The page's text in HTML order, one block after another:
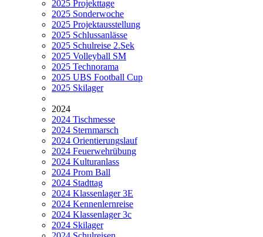
2025 Projekttage
2025 Sonderwoche
2025 Projektausstellung
2025 Schlussanlässe
2025 Schulreise 2.Sek
2025 Volleyball SM
2025 Technorama
2025 UBS Football Cup
2025 Skilager
2024
2024 Tischmesse
2024 Sternmarsch
2024 Orientierungslauf
2024 Feuerwehrübung
2024 Kulturanlass
2024 Prom Ball
2024 Stadttag
2024 Klassenlager 3E
2024 Kennenlernreise
2024 Klassenlager 3c
2024 Skilager